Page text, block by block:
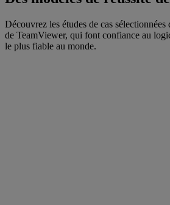
Découvrez les études de cas
de TeamViewer, qui font confiance au
le plus fiable au monde.